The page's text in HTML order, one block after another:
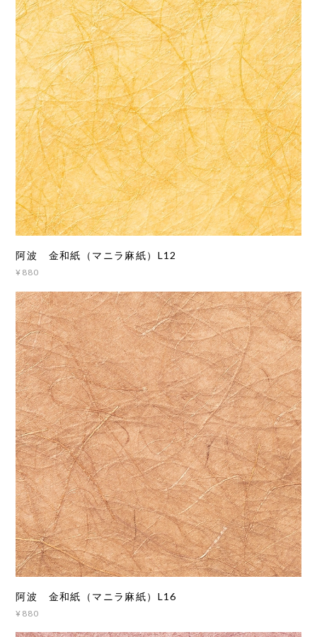
阿波 金和紙（マニラ麻紙）L12
¥880
阿波 金和紙（マニラ麻紙）L16
¥880